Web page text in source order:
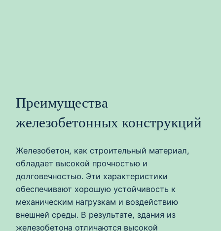
Преимущества
железобетонных конструкций
Железобетон, как строительный материал,
обладает высокой прочностью и
долговечностью. Эти характеристики
обеспечивают хорошую устойчивость к
механическим нагрузкам и воздействию
внешней среды. В результате, здания из
железобетона отличаются высокой